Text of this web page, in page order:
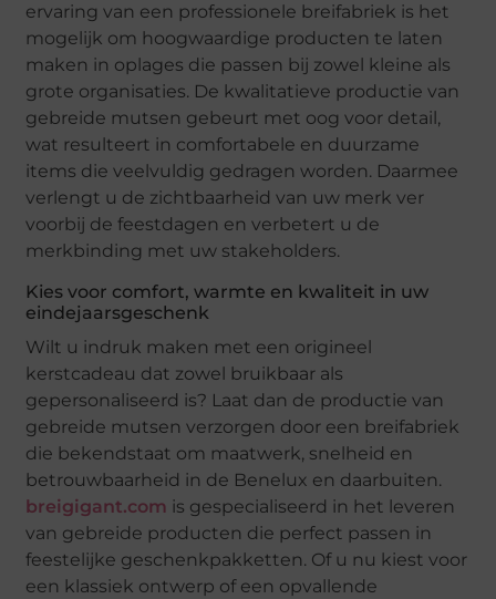
ervaring van een professionele breifabriek is het
mogelijk om hoogwaardige producten te laten
maken in oplages die passen bij zowel kleine als
grote organisaties. De kwalitatieve productie van
gebreide mutsen gebeurt met oog voor detail,
wat resulteert in comfortabele en duurzame
items die veelvuldig gedragen worden. Daarmee
verlengt u de zichtbaarheid van uw merk ver
voorbij de feestdagen en verbetert u de
merkbinding met uw stakeholders.
Kies voor comfort, warmte en kwaliteit in uw
eindejaarsgeschenk
Wilt u indruk maken met een origineel
kerstcadeau dat zowel bruikbaar als
gepersonaliseerd is? Laat dan de productie van
gebreide mutsen verzorgen door een breifabriek
die bekendstaat om maatwerk, snelheid en
betrouwbaarheid in de Benelux en daarbuiten.
breigigant.com is gespecialiseerd in het leveren
van gebreide producten die perfect passen in
feestelijke geschenkpakketten. Of u nu kiest voor
een klassiek ontwerp of een opvallende